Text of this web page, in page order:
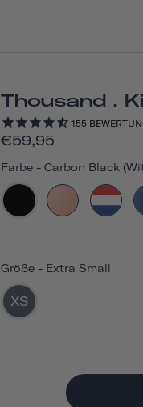
Thousand .
155
€59,95
Farbe - Carbon Black
Größe - Extra Small
XS